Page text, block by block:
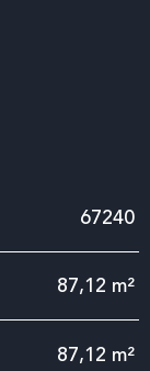
67240
87,12 m²
87,12 m²